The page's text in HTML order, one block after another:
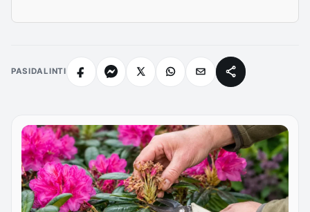
PASIDALINTI